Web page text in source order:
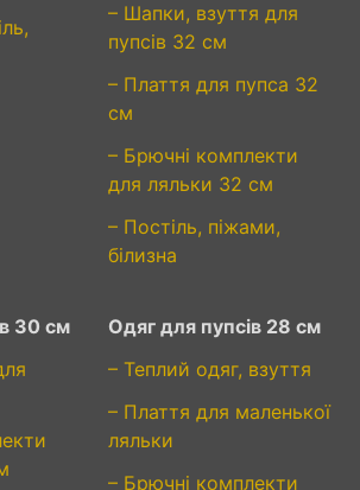
– Шапки, взуття для
пупсів 32 см
– Плаття для пупса 32
см
– Брючні комплекти
для ляльки 32 см
– Постіль, піжами,
білизна
30 см
Одяг для пупсів 28 см
– Теплий одяг, взуття
– Плаття для маленької
ляльки
– Брючні комплекти